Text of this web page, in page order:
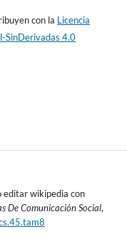
con la Licencia
SinDerivadas 4.0
editar wikipedia con
De Comunicación Social,